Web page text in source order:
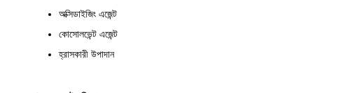
অক্সিডাইজিং এজেন্ট
কোসোলভেন্ট এজেন্ট
হ্রাসকারী উপাদান